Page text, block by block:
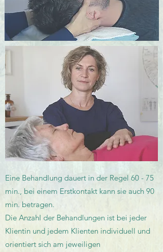
Eine Behandlung dauert in der Regel 60 - 75
min., bei einem Erstkontakt kann sie auch 90
min. betragen.
Die Anzahl der Behandlungen ist bei jeder
Klientin und jedem Klienten individuell und
orientiert sich am jeweiligen